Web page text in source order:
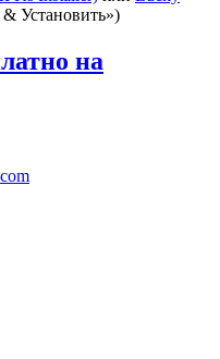
Установить»)
на